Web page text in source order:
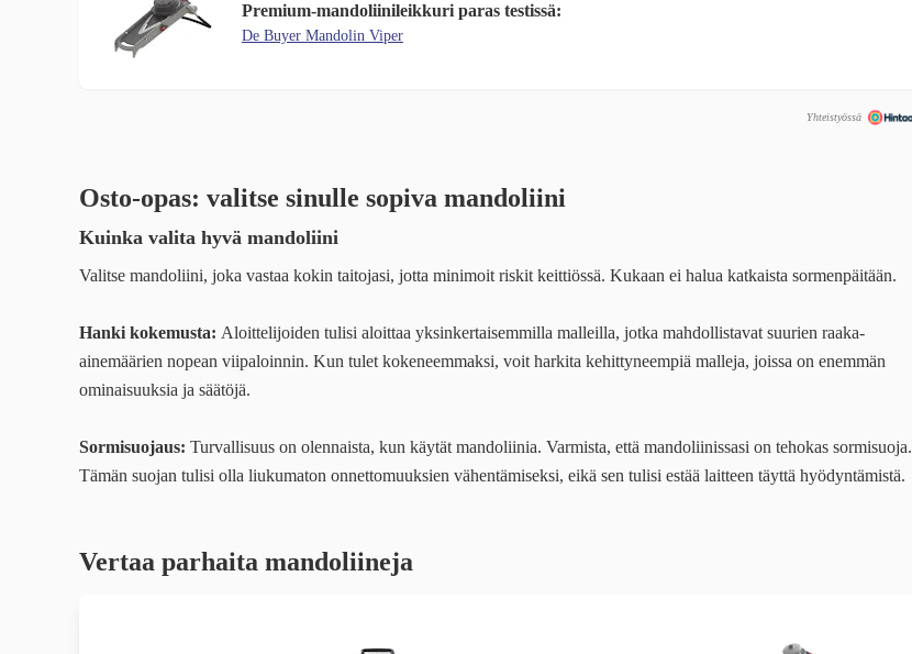
Premium-mandoliinileikkuri paras testissä:
De Buyer Mandolin Viper
Yhteistyössä
Osto-opas: valitse sinulle sopiva mandoliini
Kuinka valita hyvä mandoliini
Valitse mandoliini, joka vastaa kokin taitojasi, jotta minimoit riskit keittiössä. Kukaan ei halua katkaista sormenpäitään.
Hanki kokemusta: Aloittelijoiden tulisi aloittaa yksinkertaisemmilla malleilla, jotka mahdollistavat suurien raaka-
ainemäärien nopean viipaloinnin. Kun tulet kokeneemmaksi, voit harkita kehittyneempiä malleja, joissa on enemmän
ominaisuuksia ja säätöjä.
Sormisuojaus: Turvallisuus on olennaista, kun käytät mandoliinia. Varmista, että mandoliinissasi on tehokas sormisuoja.
Tämän suojan tulisi olla liukumaton onnettomuuksien vähentämiseksi, eikä sen tulisi estää laitteen täyttä hyödyntämistä.
Vertaa parhaita mandoliineja